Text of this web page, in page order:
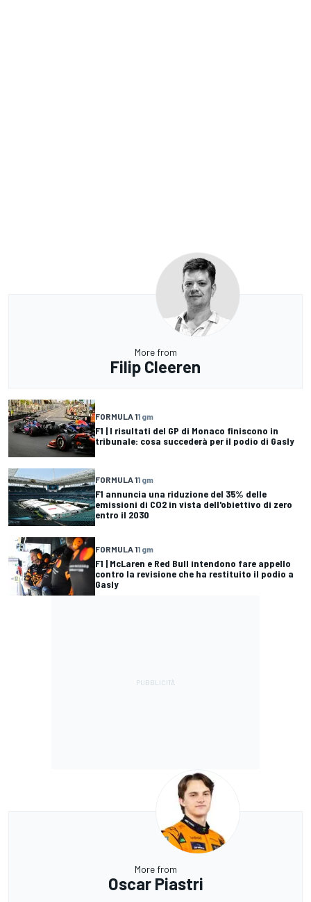
More from
Filip Cleeren
FORMULA 11 gm
F1 | I risultati del GP di Monaco finiscono in
tribunale: cosa succederà per il podio di Gasly
FORMULA 11 gm
F1 annuncia una riduzione del 35% delle
emissioni di CO2 in vista dell'obiettivo di zero
entro il 2030
FORMULA 11 gm
F1 | McLaren e Red Bull intendono fare appello
contro la revisione che ha restituito il podio a
Gasly
More from
Oscar Piastri